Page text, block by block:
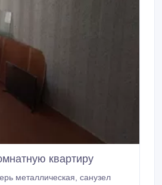
квартиру